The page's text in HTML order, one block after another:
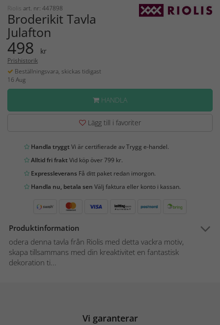
Riolis art. nr: 447898
Broderikit Tavla
Julafton
498 kr
Prishistorik
Beställningsvara, skickas tidigast
16 Aug
HANDLA
Lägg till i favoriter
Handla tryggtVi är certifierade av Trygg e-handel.
Alltid fri fraktVid köp över 799 kr.
Expressleverans Få ditt paket redan imorgon.
Handla nu, betala sen Välj faktura eller konto i kassan.
Produktinformation
odera denna tavla från Riolis med detta vackra motiv,
skapa tillsammans med din kreaktivitet en fantastisk
dekoration ti...
Vi garanterar